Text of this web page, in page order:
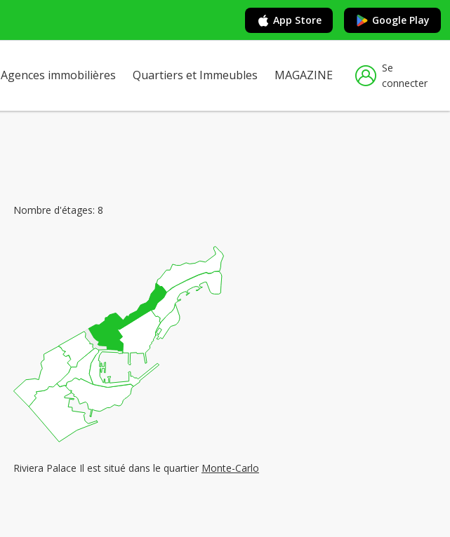
App Store Google Play
Agences immobilières Quartiers et Immeubles MAGAZINE
Se
connecter
Nombre d'étages: 8
Riviera Palace Il est situé dans le quartier Monte-Carlo